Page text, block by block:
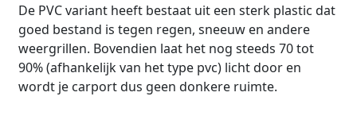
De PVC variant heeft bestaat uit een sterk plastic dat
goed bestand is tegen regen, sneeuw en andere
weergrillen. Bovendien laat het nog steeds 70 tot
90% (afhankelijk van het type pvc) licht door en
wordt je carport dus geen donkere ruimte.